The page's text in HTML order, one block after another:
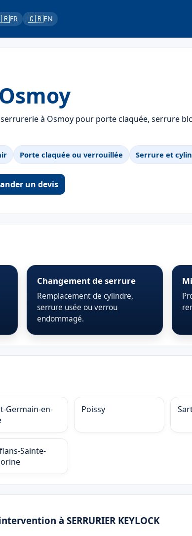
FR 🇬🇧EN
à Osmoy pour porte claquée, serrure
Porte claquée ou verrouillée Serrure et
un devis
Changement de serrure
Remplacement de cylindre,
serrure usée ou verrou
endommagé.
Germain-en-
Poissy
Sainte-
à SERRURIER KEYLOCK